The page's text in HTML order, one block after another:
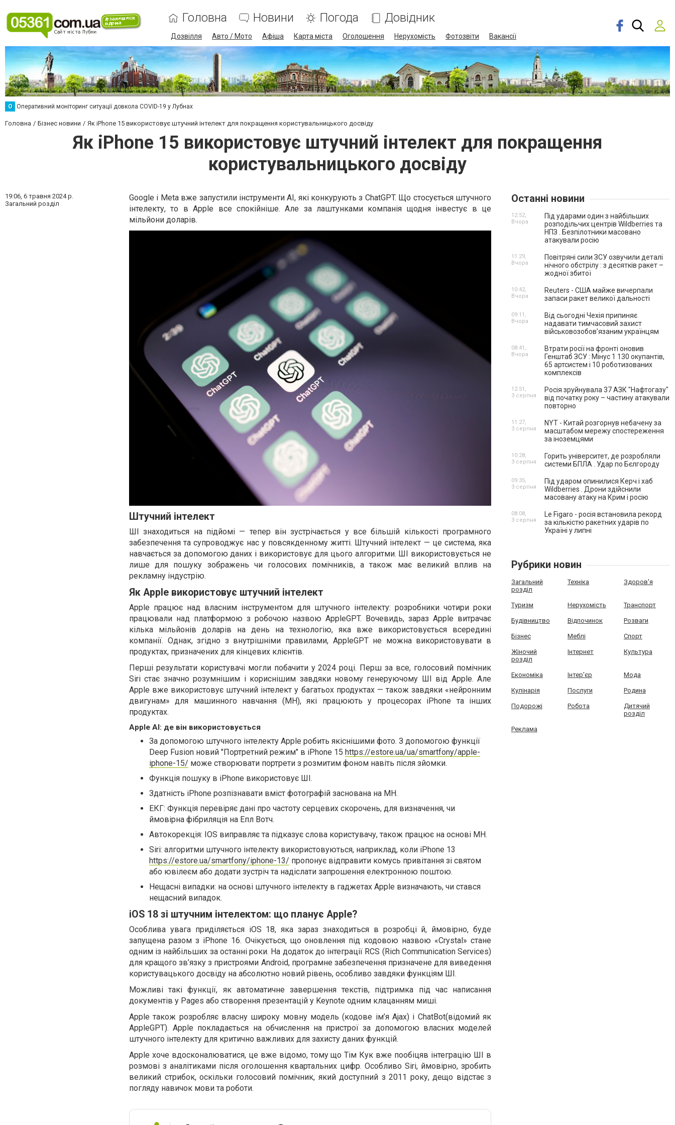
Головна Новини Погода Довідник
Дозвілля Авто / Мото Афіша Карта міста Оголошення Нерухомість Фотозвіти Вакансії
О Оперативний моніторинг ситуації довкола COVID-19 у Лубнах
Головна Бізнес новини Як iPhone 15 використовує штучний інтелект для покращення користувальницького досвіду
Як iPhone 15 використовує штучний інтелект для покращення
користувальницького досвіду
19:06, 6 травня 2024 р.
Загальний розділ
Google і Meta вже запустили інструменти AI, які конкурують з ChatGPT. Що стосується штучного
інтелекту, то в Apple все спокійніше. Але за лаштунками компанія щодня інвестує в це
мільйони доларів.
Штучний інтелект
ШІ знаходиться на підйомі — тепер він зустрічається у все більшій кількості програмного
забезпечення та супроводжує нас у повсякденному житті. Штучний інтелект — це система, яка
навчається за допомогою даних і використовує для цього алгоритми. ШІ використовується не
лише для пошуку зображень чи голосових помічників, а також має великий вплив на
рекламну індустрію.
Як Apple використовує штучний інтелект
Apple працює над власним інструментом для штучного інтелекту: розробники чотири роки
працювали над платформою з робочою назвою AppleGPT. Вочевидь, зараз Apple витрачає
кілька мільйонів доларів на день на технологію, яка вже використовується всередині
компанії. Однак, згідно з внутрішніми правилами, AppleGPT не можна використовувати в
продуктах, призначених для кінцевих клієнтів.
Перші результати користувачі могли побачити у 2024 році. Перш за все, голосовий помічник
Siri стає значно розумнішим і кориснішим завдяки новому генеруючому ШІ від Apple. Але
Apple вже використовує штучний інтелект у багатьох продуктах — також завдяки «нейронним
двигунам» для машинного навчання (МН), які працюють у процесорах iPhone та інших
продуктах.
Apple AI: де він використовується
За допомогою штучного інтелекту Apple робить якіснішими фото. З допомогою функції
Deep Fusion новий "Портретний режим" в iPhone 15 https://estore.ua/ua/smartfony/apple-
iphone-15/ може створювати портрети з розмитим фоном навіть після зйомки.
Функція пошуку в iPhone використовує ШІ.
Здатність iPhone розпізнавати вміст фотографій заснована на МН.
ЕКГ: Функція перевіряє дані про частоту серцевих скорочень, для визначення, чи
ймовірна фібриляція на Епл Вотч.
Автокорекція: IOS виправляє та підказує слова користувачу, також працює на основі МН.
Siri: алгоритми штучного інтелекту використовуються, наприклад, коли iPhone 13
https://estore.ua/smartfony/iphone-13/ пропонує відправити комусь привітання зі святом
або ювілеєм або додати зустріч та надіслати запрошення електронною поштою.
Нещасні випадки: на основі штучного інтелекту в гаджетах Apple визначають, чи стався
нещасний випадок.
iOS 18 зі штучним інтелектом: що планує Apple?
Особлива увага приділяється iOS 18, яка зараз знаходиться в розробці й, ймовірно, буде
запущена разом з iPhone 16. Очікується, що оновлення під кодовою назвою «Crystal» стане
одним із найбільших за останні роки. На додаток до інтеграції RCS (Rich Communication Services)
для кращого зв’язку з пристроями Android, програмне забезпечення призначене для виведення
користувацького досвіду на абсолютно новий рівень, особливо завдяки функціям ШІ.
Можливі такі функції, як автоматичне завершення текстів, підтримка під час написання
документів у Pages або створення презентацій у Keynote одним клацанням миші.
Apple також розробляє власну широку мовну модель (кодове ім’я Ajax) і ChatBot(відомий як
AppleGPT). Apple покладається на обчислення на пристрої за допомогою власних моделей
штучного інтелекту для критично важливих для захисту даних функцій.
Apple хоче вдосконалюватися, це вже відомо, тому що Тім Кук вже пообіцяв інтеграцію ШІ в
розмові з аналітиками після оголошення квартальних цифр. Особливо Siri, ймовірно, зробить
великий стрибок, оскільки голосовий помічник, який доступний з 2011 року, дещо відстає з
погляду навичок мови та роботи.
Останні новини
Під ударами один з найбільших
розподільчих центрів Wildberries та
НПЗ . Безпілотники масовано
атакували росію
12:52,
Вчора
Повітряні сили ЗСУ озвучили деталі
нічного обстрілу : з десятків ракет –
жодної збитої
11:29,
Вчора
Reuters - США майже вичерпали
запаси ракет великої дальності
10:42,
Вчора
Від сьогодні Чехія припиняє
надавати тимчасовий захист
військовозобов’язаним українцям
09:11,
Вчора
Втрати росії на фронті оновив
Генштаб ЗСУ : Мінус 1 130 окупантів,
65 артсистем і 10 роботизованих
комплексів
08:41,
Вчора
Росія зруйнувала 37 АЗК "Нафтогазу"
від початку року – частину атакували
повторно
12:51,
3 серпня
NYT - Китай розгорнув небачену за
масштабом мережу спостереження
за іноземцями
11:27,
3 серпня
Горить університет, де розробляли
системи БПЛА . Удар по Бєлгороду
10:28,
3 серпня
Під ударом опинилися Керч і хаб
Wildberries . Дрони здійснили
масовану атаку на Крим і росію
09:35,
3 серпня
Le Figaro - росія встановила рекорд
за кількістю ракетних ударів по
Україні у липні
08:08,
3 серпня
Рубрики новин
Загальний
розділ
Техніка Здоров'я
Туризм Нерухомість Транспорт
Будівництво Відпочинок Розваги
Бізнес Меблі Спорт
Жіночий
розділ
Інтернет Культура
Економіка Інтер'єр Мода
Кулінарія Послуги Родина
Подорожі Робота
Дитячий
розділ
Реклама